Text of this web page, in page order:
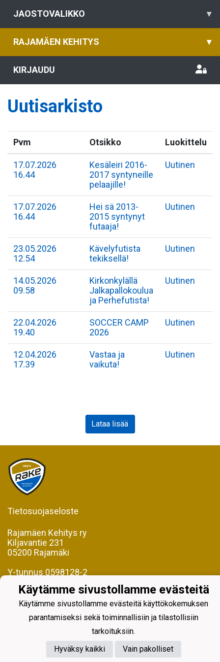
JAOSTOVALIKKO ▾
RAJAMÄEN KEHITYS ▾
KIRJAUDU
Uutisarkisto
Pvm Otsikko Luokittelu
17.07.2026
16.44
Kesäleiri 2016-
2017 syntyneille
pelaajille!
Uutinen
17.07.2026
16.44
Hei sä 2013-
2015 syntynyt
futaaja!
Uutinen
23.05.2026
12.54
Kävelyfutista
tekiksellä!
Uutinen
14.05.2026
09.58
Kirkonkylällä
Jalkapallokoulua
ja Perhefutista!
Uutinen
22.04.2026
19.40
SOCCER CAMP
2026
Uutinen
12.04.2026
17.39
Vastaa ja
vaikuta!
Uutinen
Lataa lisää
Tietosuojaseloste
Rajamäen Kehitys ry
Kiljavantie 231
05200 Rajamäki
Y-tunnus 0598128-2
Käytämme sivustollamme evästeitä
Käytämme sivustollamme evästeitä käyttökokemuksen
parantamiseksi sekä toiminnallisiin ja tilastollisiin
tarkoituksiin.
Hyväksy kaikki
Vain pakolliset